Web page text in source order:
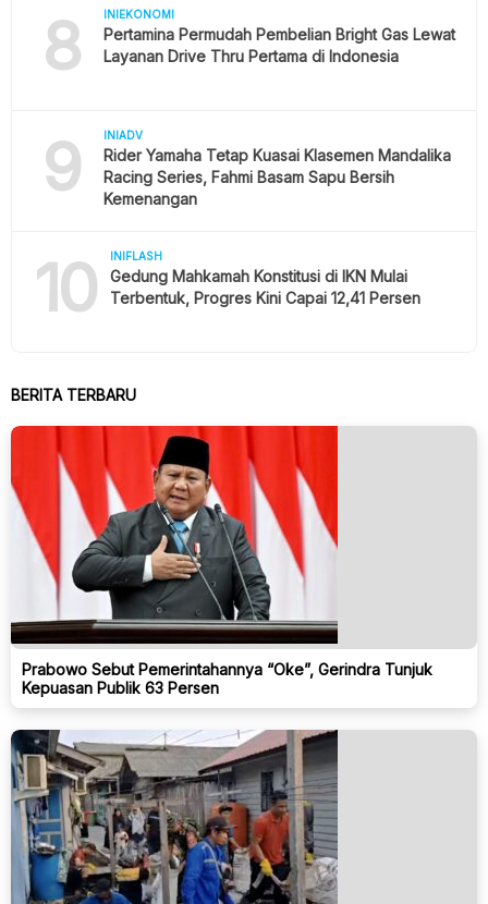
8 INIEKONOMI
Pertamina Permudah Pembelian Bright Gas Lewat
Layanan Drive Thru Pertama di Indonesia
9 INIADV
Rider Yamaha Tetap Kuasai Klasemen Mandalika
Racing Series, Fahmi Basam Sapu Bersih
Kemenangan
10 INIFLASH
Gedung Mahkamah Konstitusi di IKN Mulai
Terbentuk, Progres Kini Capai 12,41 Persen
BERITA TERBARU
Prabowo Sebut Pemerintahannya “Oke”, Gerindra Tunjuk
Kepuasan Publik 63 Persen